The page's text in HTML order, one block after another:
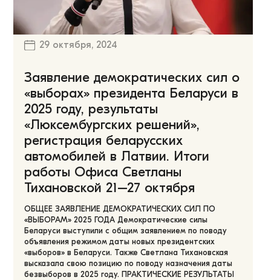
29 октября, 2024
Заявление демократических сил о
«выборах» президента Беларуси в
2025 году, результаты
«Люксембургских решений»,
регистрация беларусских
автомобилей в Латвии. Итоги
работы Офиса Светланы
Тихановской 21–27 октября
ОБЩЕЕ ЗАЯВЛЕНИЕ ДЕМОКРАТИЧЕСКИХ СИЛ ПО
«ВЫБОРАМ» 2025 ГОДА Демократические силы
Беларуси выступили с общим заявлением по поводу
объявления режимом даты новых президентских
«выборов» в Беларуси. Также Светлана Тихановская
высказала свою позицию по поводу назначения даты
безвыборов в 2025 году. ПРАКТИЧЕСКИЕ РЕЗУЛЬТАТЫ